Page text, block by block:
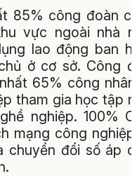
85% công đoàn
vực ngoài nhà
lao động ban
ở cơ sở. Công
65% công
tham gia học tập
nghiệp. 100%
mạng công
chuyển đổi số áp